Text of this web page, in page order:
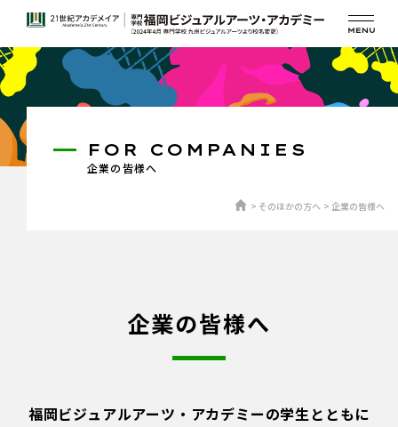
企業の皆様へ
FOR COMPANIES
そのほかの方へ 企業の皆様へ
企業の皆様へ
福岡ビジュアルアーツ・アカデミーの学生とともに